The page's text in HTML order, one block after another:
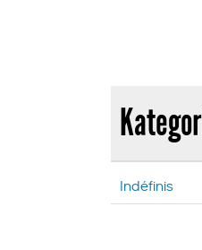
Indéfinis